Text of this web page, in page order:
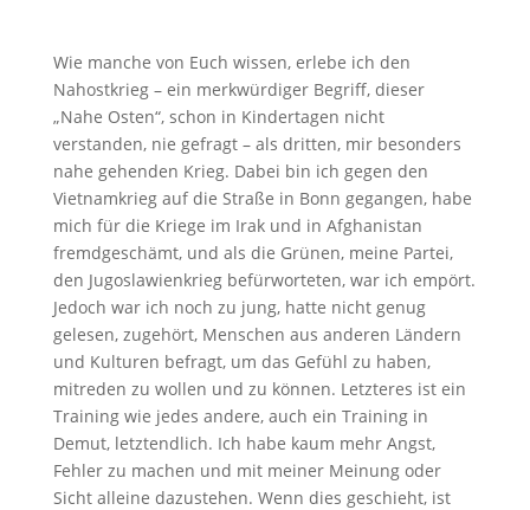
Wie manche von Euch wissen, erlebe ich den
Nahostkrieg – ein merkwürdiger Begriff, dieser
„Nahe Osten“, schon in Kindertagen nicht
verstanden, nie gefragt – als dritten, mir besonders
nahe gehenden Krieg. Dabei bin ich gegen den
Vietnamkrieg auf die Straße in Bonn gegangen, habe
mich für die Kriege im Irak und in Afghanistan
fremdgeschämt, und als die Grünen, meine Partei,
den Jugoslawienkrieg befürworteten, war ich empört.
Jedoch war ich noch zu jung, hatte nicht genug
gelesen, zugehört, Menschen aus anderen Ländern
und Kulturen befragt, um das Gefühl zu haben,
mitreden zu wollen und zu können. Letzteres ist ein
Training wie jedes andere, auch ein Training in
Demut, letztendlich. Ich habe kaum mehr Angst,
Fehler zu machen und mit meiner Meinung oder
Sicht alleine dazustehen. Wenn dies geschieht, ist